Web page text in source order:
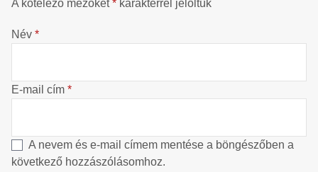
A kötelező mezőket* karakterrel jelöltük
Név *
E-mail cím *
A nevem és e-mail címem mentése a böngészőben a
következő hozzászólásomhoz.